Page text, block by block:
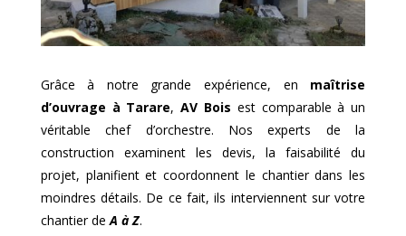
Grâce à notre grande expérience, en maîtrise
d’ouvrage à Tarare,AV Bois est comparable à un
véritable chef d’orchestre. Nos experts de la
construction examinent les devis, la faisabilité du
projet, planifient et coordonnent le chantier dans les
moindres détails. De ce fait, ils interviennent sur votre
chantier deA à Z.